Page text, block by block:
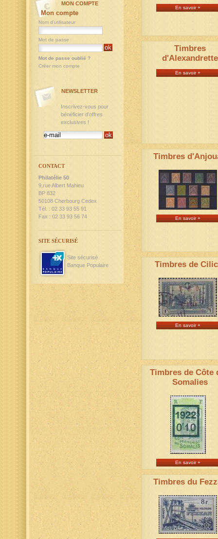
En savoir +
Timbres
d'Alexandrette
En savoir +
Timbres
En savoir +
Timbres de
En savoir +
Timbres de Côte
Somalies
En savoir +
Timbres du
MON COMPTE
Mon compte
Nom d'utilisateur
Mot de passe
Mot de passe oublié ?
Créer mon compte
NEWSLETTER
Inscrivez-vous pour
bénéficier d'offres
exclusives !
CONTACT
Philatélie 50
9,rue Albert Mahieu
BP 832
50108 Cherbourg Cedex
Tél. : 02 33 93 55 91
Fax : 02 33 93 56 74
SITE SÉCURISÉ
Site sécurisé
Banque Populaire